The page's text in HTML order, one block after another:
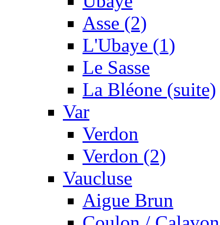
Asse (2)
L'Ubaye (1)
Le Sasse
La Bléone (suite)
Var
Verdon
Verdon (2)
Vaucluse
Aigue Brun